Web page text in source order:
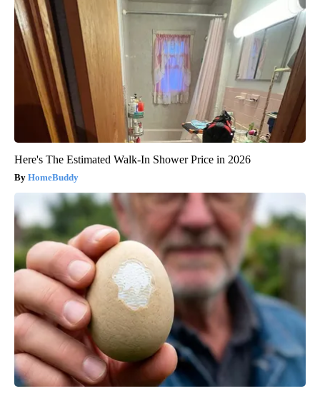
Here's The Estimated Walk-In Shower Price in 2026
HomeBuddy